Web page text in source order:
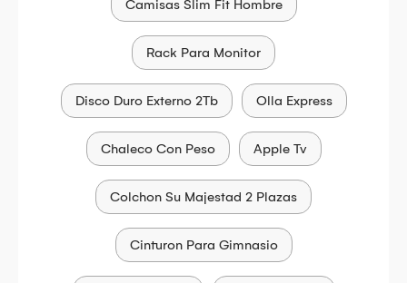
Camisas Slim Fit Hombre
Rack Para Monitor
Disco Duro Externo 2Tb Olla Express
Chaleco Con Peso Apple Tv
Colchon Su Majestad 2 Plazas
Cinturon Para Gimnasio